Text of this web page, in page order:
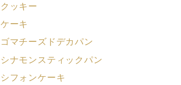
クッキー
ケーキ
ゴマチーズドデカパン
シナモンスティックパン
シフォンケーキ